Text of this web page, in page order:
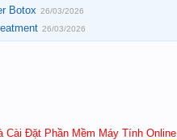
Botox 26/03/2026
26/03/2026
Cài Đặt Phần Mềm Máy Tính Online